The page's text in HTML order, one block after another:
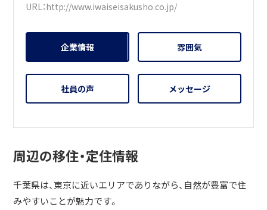
URL：http://www.iwaiseisakusho.co.jp/
企業情報 雰囲気
社員の声 メッセージ
周辺の移住・定住情報
千葉県は、東京に近いエリアでありながら、自然が豊富で住
みやすいことが魅力です。